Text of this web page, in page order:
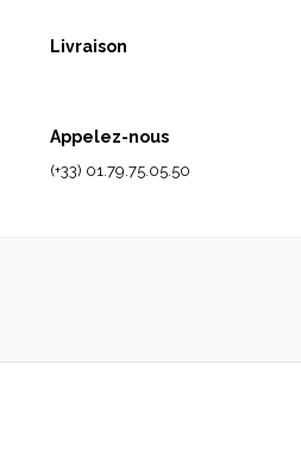
Livraison
Appelez-nous
(+33) 01.79.75.05.50